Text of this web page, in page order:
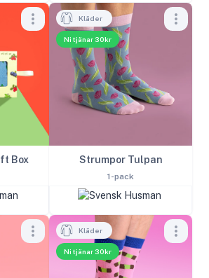
Box
Ni tjänar 30kr
Kläder
Strumpor Tulpan
1-pack
Ni tjänar 30kr
Kläder